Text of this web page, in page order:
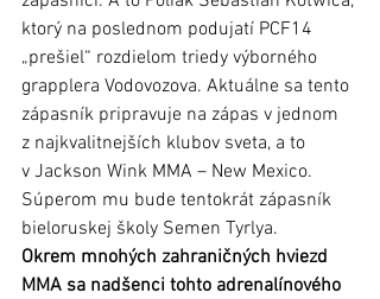
ktorý na poslednom podujatí PCF14
„prešiel“ rozdielom triedy výborného
grapplera Vodovozova. Aktuálne sa tento
zápasník pripravuje na zápas v jednom
z najkvalitnejších klubov sveta, a to
v Jackson Wink MMA – New Mexico.
Súperom mu bude tentokrát zápasník
bieloruskej školy Semen Tyrlya.
Okrem mnohých zahraničných hviezd
MMA sa nadšenci tohto adrenalínového